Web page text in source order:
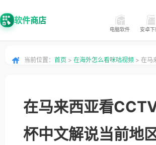
软件商店
电脑软件 安卓下
当前位置： 首页 > 在海外怎么看咪咕视频 > 在马
在马来西亚看
杯中文解说当前地